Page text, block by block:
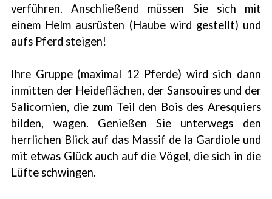
verführen. Anschließend müssen Sie sich mit
einem Helm ausrüsten (Haube wird gestellt) und
aufs Pferd steigen!
Ihre Gruppe (maximal 12 Pferde) wird sich dann
inmitten der Heideflächen, der Sansouires und der
Salicornien, die zum Teil den Bois des Aresquiers
bilden, wagen. Genießen Sie unterwegs den
herrlichen Blick auf das Massif de la Gardiole und
mit etwas Glück auch auf die Vögel, die sich in die
Lüfte schwingen.